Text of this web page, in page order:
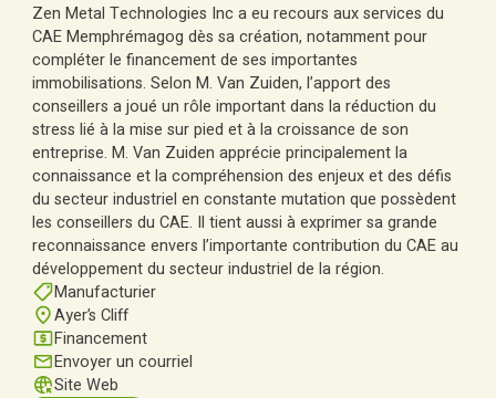
Zen Metal Technologies Inc a eu recours aux services du
CAE Memphrémagog dès sa création, notamment pour
compléter le financement de ses importantes
immobilisations. Selon M. Van Zuiden, l’apport des
conseillers a joué un rôle important dans la réduction du
stress lié à la mise sur pied et à la croissance de son
entreprise. M. Van Zuiden apprécie principalement la
connaissance et la compréhension des enjeux et des défis
du secteur industriel en constante mutation que possèdent
les conseillers du CAE. Il tient aussi à exprimer sa grande
reconnaissance envers l’importante contribution du CAE au
développement du secteur industriel de la région.
Manufacturier
Ayer’s Cliff
Financement
Envoyer un courriel
Site Web